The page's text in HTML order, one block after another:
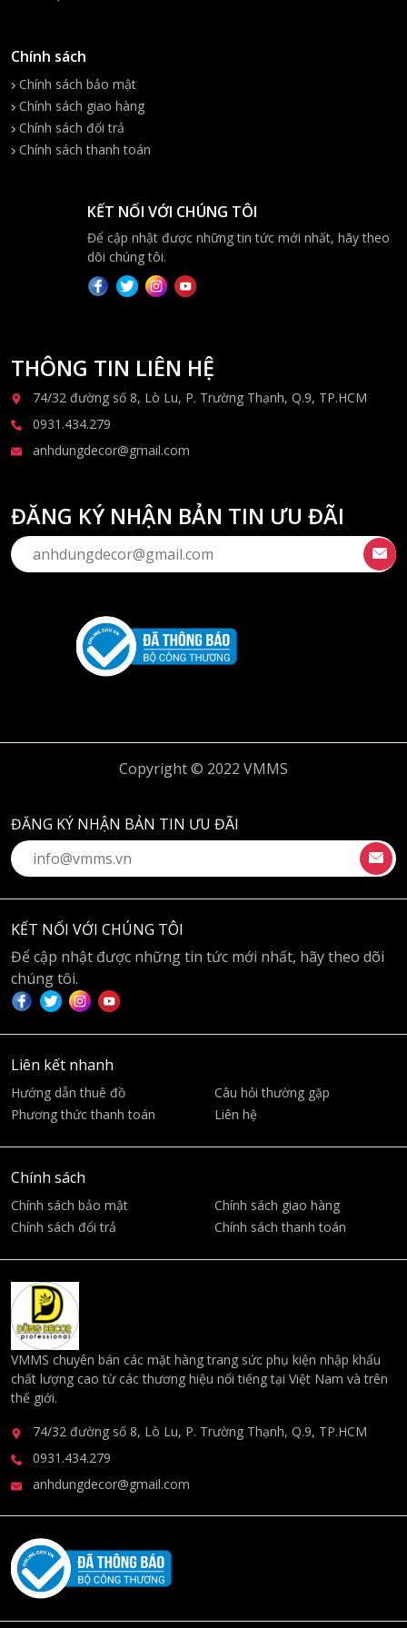
Chính sách
Chính sách bảo mật
Chính sách giao hàng
Chính sách đổi trả
Chính sách thanh toán
KẾT NỐI VỚI CHÚNG TÔI
Để cập nhật được những tin tức mới nhất, hãy theo
dõi chúng tôi.
THÔNG TIN LIÊN HỆ
74/32 đường số 8, Lò Lu, P. Trường Thạnh, Q.9, TP.HCM
0931.434.279
anhdungdecor@gmail.com
ĐĂNG KÝ NHẬN BẢN TIN ƯU ĐÃI
Copyright © 2022 VMMS
ĐĂNG KÝ NHẬN BẢN TIN ƯU ĐÃI
KẾT NỐI VỚI CHÚNG TÔI
Để cập nhật được những tin tức mới nhất, hãy theo dõi
chúng tôi.
Liên kết nhanh
Hướng dẫn thuê đồ
Câu hỏi thường gặp
Phương thức thanh toán
Liên hệ
Chính sách
Chính sách bảo mật
Chính sách giao hàng
Chính sách đổi trả
Chính sách thanh toán
VMMS chuyên bán các mặt hàng trang sức phụ kiện nhập khẩu
chất lượng cao từ các thương hiệu nổi tiếng tại Việt Nam và trên
thế giới.
74/32 đường số 8, Lò Lu, P. Trường Thạnh, Q.9, TP.HCM
0931.434.279
anhdungdecor@gmail.com